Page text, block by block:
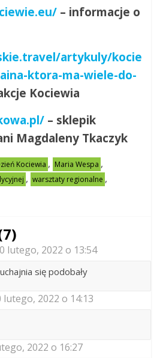
– informacje o
artykuly/kocie
ktora-ma-wiele-do-
Kociewia
– sklepik
Magdaleny Tkaczyk
Kociewia , Maria Wespa ,
, warsztaty regionalne ,
lutego, 2022 o 13:54
się podobały
lutego, 2022 o 14:13
2022 o 16:27